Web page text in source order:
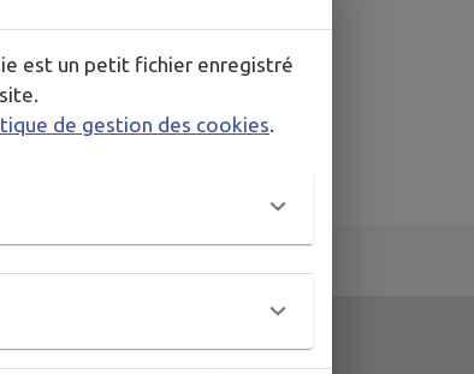
est un petit fichier enregistré
de gestion des cookies